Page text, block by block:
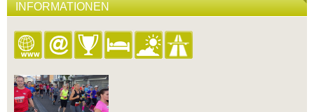
INFORMATIONEN